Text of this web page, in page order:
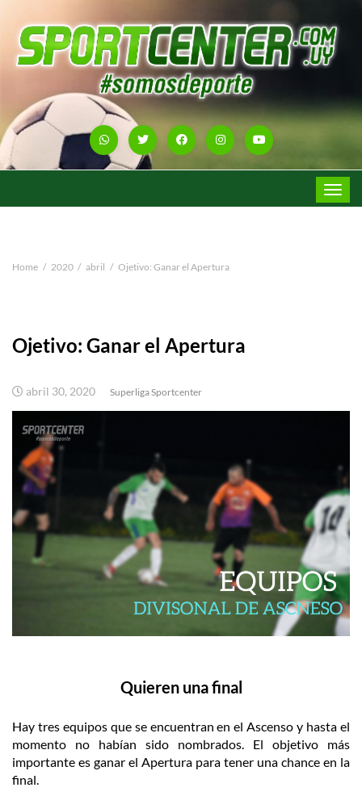
Toggle
Home 2020 abril Ojetivo: Ganar el Apertura
Ojetivo: Ganar el Apertura
abril 30, 2020 Superliga Sportcenter
Quieren una final
Hay tres equipos que se encuentran en el Ascenso y hasta el
momento no habían sido nombrados. El objetivo más
importante es ganar el Apertura para tener una chance en la
final.